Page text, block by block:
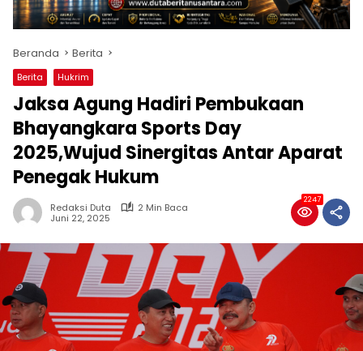
Beranda Berita
Berita Hukrim
Jaksa Agung Hadiri Pembukaan
Bhayangkara Sports Day
2025,Wujud Sinergitas Antar Aparat
Penegak Hukum
Redaksi Duta
2 Min Baca
Juni 22, 2025
2247